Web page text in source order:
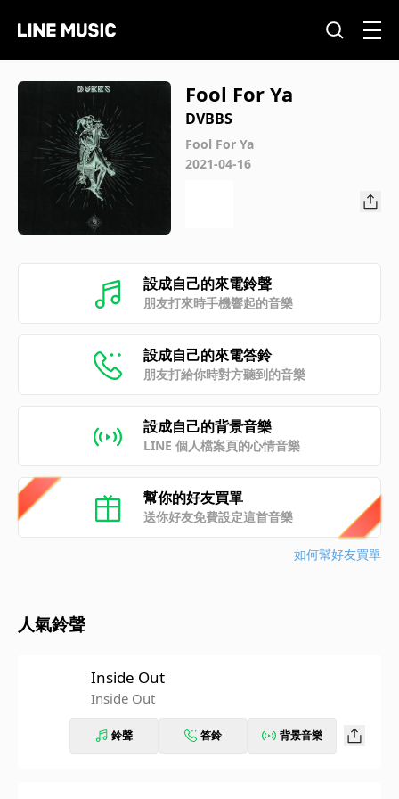
Fool For Ya
DVBBS
Fool For Ya
2021-04-16
設成自己的來電鈴聲
朋友打來時手機響起的音樂
設成自己的來電答鈴
朋友打給你時對方聽到的音樂
設成自己的背景音樂
LINE 個人檔案頁的心情音樂
幫你的好友買單
送你好友免費設定這首音樂
如何幫好友買單
人氣鈴聲
Inside Out
Inside Out
鈴聲 答鈴 背景音樂